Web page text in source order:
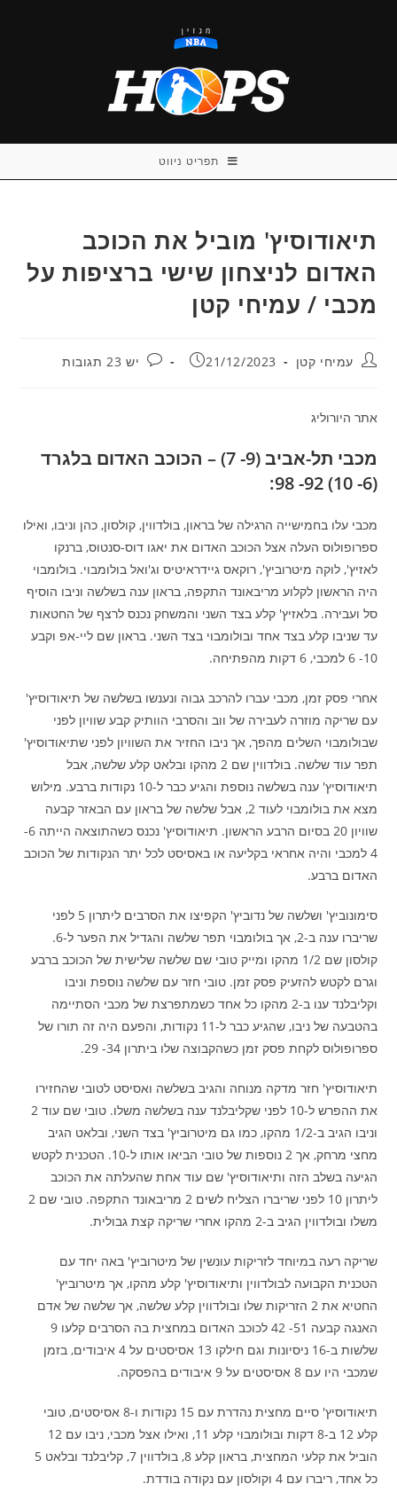
תפריט ניווט
תיאודוסיץ' מוביל את הכוכב
האדום לניצחון שישי ברציפות על
מכבי / עמיחי קטן
מחבר:עמיחי קטן פורסם:
21/12/2023 תגובות:
יש 23 תגובות
אתר היורוליג
מכבי תל-אביב (9- 7) – הכוכב האדום בלגרד
(6- 10) 92- 98:
מכבי עלו בחמישייה הרגילה של בראון, בולדווין, קולסון, כהן וניבו, ואילו
ספרופולוס העלה אצל הכוכב האדום את יאגו דוס-סנטוס, ברנקו
לאזיץ', לוקה מיטרוביץ', רוקאס גיידראיטיס וג'ואל בולומבוי. בולומבוי
היה הראשון לקלוע מריבאונד התקפה, בראון ענה בשלשה וניבו הוסיף
סל ועבירה. בלאזיץ' קלע בצד השני והמשחק נכנס לרצף של החטאות
עד שניבו קלע בצד אחד ובולומבוי בצד השני. בראון שם ליי-אפ וקבע
10- 6 למכבי, 6 דקות מהפתיחה.
אחרי פסק זמן, מכבי עברו להרכב גבוה ונענשו בשלשה של תיאודוסיץ'
עם שריקה מוזרה לעבירה של ווב והסרבי הוותיק קבע שוויון לפני
שבולומבוי השלים מהפך, אך ניבו החזיר את השוויון לפני שתיאודוסיץ'
תפר עוד שלשה. בולדווין שם 2 מהקו ובלאט קלע שלשה, אבל
תיאודוסיץ' ענה בשלשה נוספת והגיע כבר ל-10 נקודות ברבע. מילוש
מצא את בולומבוי לעוד 2, אבל שלשה של בראון עם הבאזר קבעה
שוויון 20 בסיום הרבע הראשון. תיאודוסיץ' נכנס כשהתוצאה הייתה 6-
4 למכבי והיה אחראי בקליעה או באסיסט לכל יתר הנקודות של הכוכב
האדום ברבע.
סימונוביץ' ושלשה של נדוביץ' הקפיצו את הסרבים ליתרון 5 לפני
שריברו ענה ב-2, אך בולומבוי תפר שלשה והגדיל את הפער ל-6.
קולסון שם 1/2 מהקו ומייק טובי שם שלשה שלישית של הכוכב ברבע
וגרם לקטש להזעיק פסק זמן. טובי חזר עם שלשה נוספת וניבו
וקליבלנד ענו ב-2 מהקו כל אחד כשמתפרצת של מכבי הסתיימה
בהטבעה של ניבו, שהגיע כבר ל-11 נקודות, והפעם היה זה תורו של
ספרופולוס לקחת פסק זמן כשהקבוצה שלו ביתרון 34- 29.
תיאודוסיץ' חזר מדקה מנוחה והגיב בשלשה ואסיסט לטובי שהחזירו
את ההפרש ל-10 לפני שקליבלנד ענה בשלשה משלו. טובי שם עוד 2
וניבו הגיב ב-1/2 מהקו, כמו גם מיטרוביץ' בצד השני, ובלאט הגיב
מחצי מרחק, אך 2 נוספות של טובי הביאו אותו ל-10. הטכנית לקטש
הגיעה בשלב הזה ותיאודוסיץ' שם עוד אחת שהעלתה את הכוכב
ליתרון 10 לפני שריברו הצליח לשים 2 מריבאונד התקפה. טובי שם 2
משלו ובולדווין הגיב ב-2 מהקו אחרי שריקה קצת גבולית.
שריקה רעה במיוחד לזריקות עונשין של מיטרוביץ' באה יחד עם
הטכנית הקבועה לבולדווין ותיאודוסיץ' קלע מהקו, אך מיטרוביץ'
החטיא את 2 הזריקות שלו ובולדווין קלע שלשה, אך שלשה של אדם
האנגה קבעה 51- 42 לכוכב האדום במחצית בה הסרבים קלעו 9
שלשות ב-16 ניסיונות וגם חילקו 13 אסיסטים על 4 איבודים, בזמן
שמכבי היו עם 8 אסיסטים על 9 איבודים בהפסקה.
תיאודוסיץ' סיים מחצית נהדרת עם 15 נקודות ו-8 אסיסטים, טובי
קלע 12 ב-8 דקות ובולומבוי קלע 11, ואילו אצל מכבי, ניבו עם 12
הוביל את קלעי המחצית, בראון קלע 8, בולדווין 7, קליבלנד ובלאט 5
כל אחד, ריברו עם 4 וקולסון עם נקודה בודדת.